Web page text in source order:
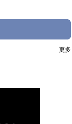
更多